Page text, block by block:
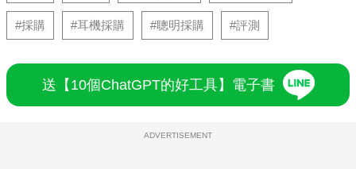
#採購 #耳機採購 #聰明採購 #評測
送【10個ChatGPT的好工具】電子書
ADVERTISEMENT